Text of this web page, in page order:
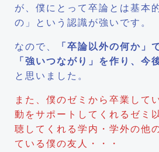
が、僕にとって卒論とは基本
の」という認識が強いです。
なので、
「卒論以外の何か」
「強いつながり」を作り、今
と思いました。
また、僕のゼミから卒業して
動をサポートしてくれるゼミ
聴してくれる学内・学外の他
ている僕の友人・・・